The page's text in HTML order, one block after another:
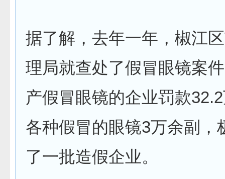
据了解，去年一年，椒江
理局就查处了假冒眼镜案
产假冒眼镜的企业罚款
各种假冒的眼镜3万余副，
了一批造假企业。